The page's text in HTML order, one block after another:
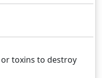
toxins to destroy